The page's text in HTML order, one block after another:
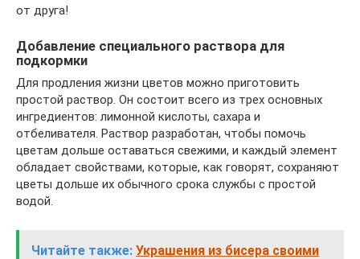
от друга!
Добавление специального раствора для
подкормки
Для продления жизни цветов можно приготовить
простой раствор. Он состоит всего из трех основных
ингредиентов: лимонной кислоты, сахара и
отбеливателя. Раствор разработан, чтобы помочь
цветам дольше оставаться свежими, и каждый элемент
обладает свойствами, которые, как говорят, сохраняют
цветы дольше их обычного срока службы с простой
водой.
Читайте также: Украшения из бисера своими